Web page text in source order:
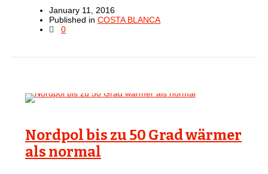
January 11, 2016
Published in COSTA BLANCA
0
Nordpol bis zu 50 Grad wärmer
als normal